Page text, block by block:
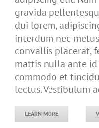
gravida
dui lorem,
interdum nec
convallis placerat,
mattis nulla ante id
commodo et
lectus. Vestibulum
LEARN MORE